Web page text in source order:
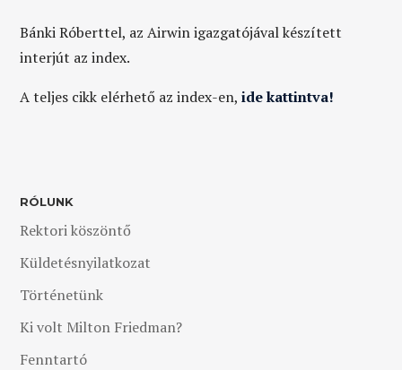
Bánki Róberttel, az Airwin igazgatójával készített
interjút az index.
A teljes cikk elérhető az index-en,ide kattintva!
RÓLUNK
Rektori köszöntő
Küldetésnyilatkozat
Történetünk
Ki volt Milton Friedman?
Fenntartó